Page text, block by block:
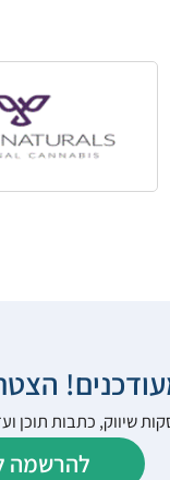
שיווק, כתבות תוכן
להרשמה